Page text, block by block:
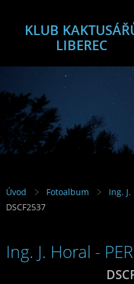
KLUB
LIBEREC
Úvod Fotoalbum
Ing.
DSCF2537
Ing. J. Horal -